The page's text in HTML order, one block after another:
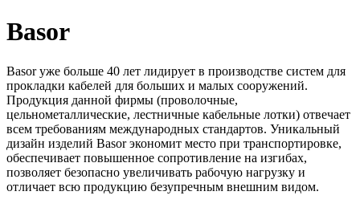
Basor
Basor уже больше 40 лет лидирует в производстве систем для
прокладки кабелей для больших и малых сооружений.
Продукция данной фирмы (проволочные,
цельнометаллические, лестничные кабельные лотки) отвечает
всем требованиям международных стандартов. Уникальный
дизайн изделий Basor экономит место при транспортировке,
обеспечивает повышенное сопротивление на изгибах,
позволяет безопасно увеличивать рабочую нагрузку и
отличает всю продукцию безупречным внешним видом.